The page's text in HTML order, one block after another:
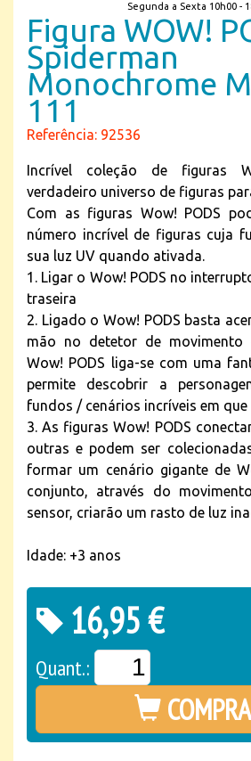
Segunda a Sexta 10h00 -
Figura WOW!
Spiderman
Monochrome
111
Referência: 92536
Incrível coleção de figuras
verdadeiro universo de figuras
Com as figuras Wow! PODS
número incrível de figuras cuja
sua luz UV quando ativada.
1. Ligar o Wow! PODS no
traseira
2. Ligado o Wow! PODS basta
mão no detetor de movimento
Wow! PODS liga-se com uma
permite descobrir a
fundos / cenários incríveis em que
3. As figuras Wow! PODS
outras e podem ser
formar um cenário gigante de
conjunto, através do
sensor, criarão um rasto de luz
Idade: +3 anos
16,95 €
Quant.: